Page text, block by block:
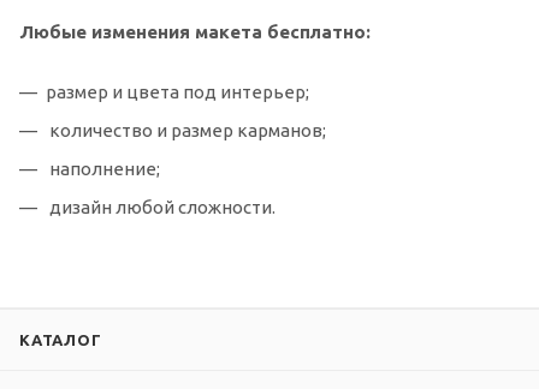
Любые изменения макета бесплатно:
размер и цвета под интерьер;
количество и размер карманов;
наполнение;
дизайн любой сложности.
КАТАЛОГ